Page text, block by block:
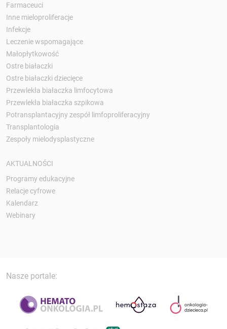
Farmaceuci
Inne mieloproliferacje
Infekcje
Leczenie wspomagające
Małopłytkowość
Ostre białaczki
Ostre białaczki dziecięce
Przewlekła białaczka limfocytowa
Przewlekła białaczka szpikowa
Potransplantacyjny zespół limfoproliferacyjny
Transplantologia
Zespoły mielodysplastyczne
AKTUALNOŚCI
Programy edukacyjne
Relacje cyfrowe
Kalendarz
Webinary
Nasze portale: